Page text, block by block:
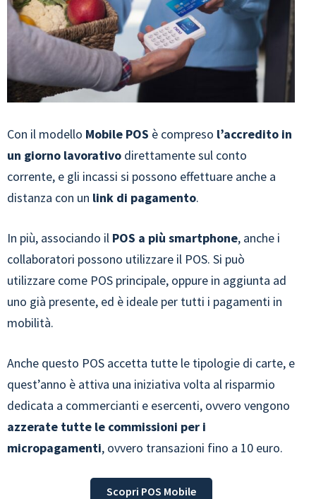
Con il modello Mobile POS è compreso l’accredito in
un giorno lavorativo direttamente sul conto
corrente, e gli incassi si possono effettuare anche a
distanza con un link di pagamento.
In più, associando il POS a più smartphone, anche i
collaboratori possono utilizzare il POS. Si può
utilizzare come POS principale, oppure in aggiunta ad
uno già presente, ed è ideale per tutti i pagamenti in
mobilità.
Anche questo POS accetta tutte le tipologie di carte, e
quest’anno è attiva una iniziativa volta al risparmio
dedicata a commercianti e esercenti, ovvero vengono
azzerate tutte le commissioni per i
micropagamenti, ovvero transazioni fino a 10 euro.
Scopri POS Mobile